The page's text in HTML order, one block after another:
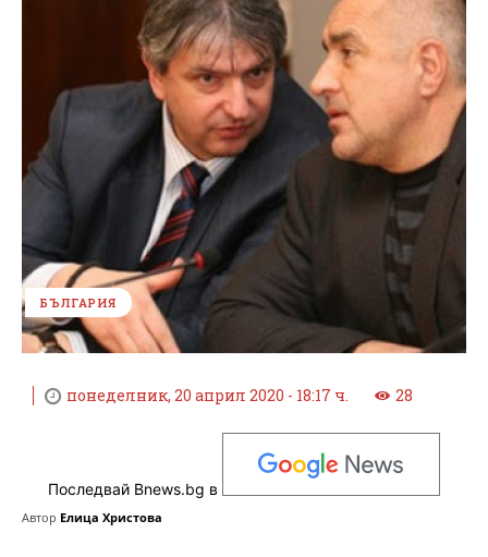
БЪЛГАРИЯ
понеделник, 20 април 2020 - 18:17 ч. 28
Последвай Bnews.bg в
Автор Елица Христова